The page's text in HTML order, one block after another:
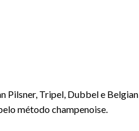
Pilsner, Tripel, Dubbel e Belgian
método champenoise.